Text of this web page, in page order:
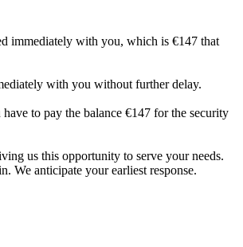
immediately with you, which is €147 that
with you without further delay.
to pay the balance €147 for the security
us this opportunity to serve your needs.
We anticipate your earliest response.